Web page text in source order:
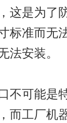
这是为了
标准而无
法安装。
不可能是
而工厂机